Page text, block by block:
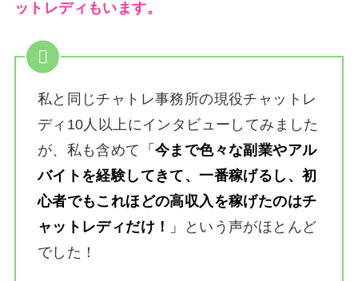
ットレディもいます。
私と同じチャトレ事務所の現役チャットレ
ディ10人以上にインタビューしてみました
が、私も含めて
「今まで色々な副業やアル
バイトを経験してきて、一番稼げるし、初
心者でもこれほどの高収入を稼げたのはチ
ャットレディだけ！
」
という声がほとんど
でした！